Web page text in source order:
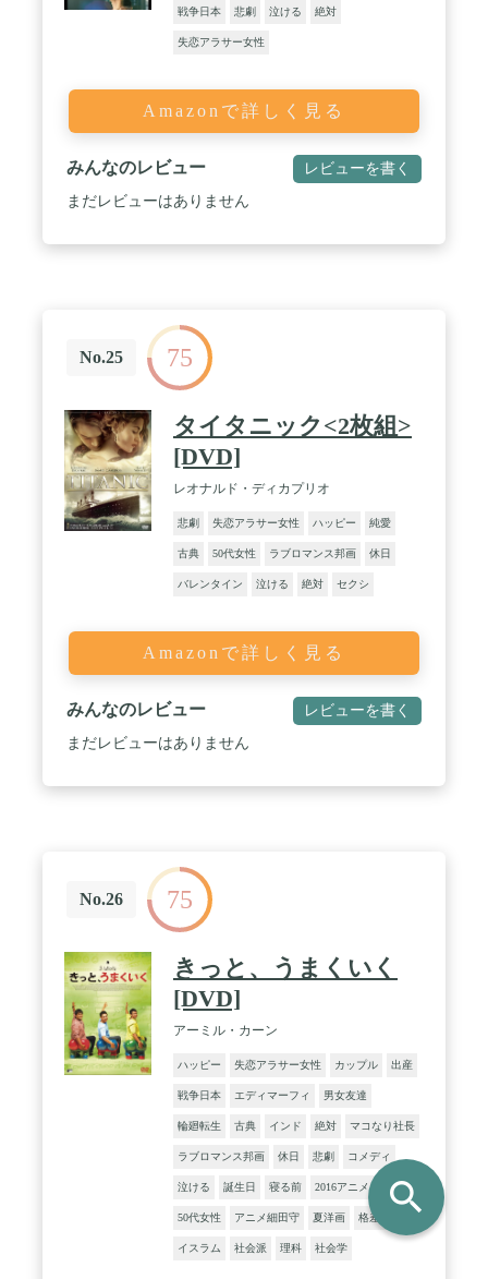
戦争日本 悲劇 泣ける 絶対
失恋アラサー女性
Amazonで詳しく見る
みんなのレビュー レビューを書く
まだレビューはありません
No.25 75
タイタニック<2枚組>
[DVD]
レオナルド・ディカプリオ
悲劇 失恋アラサー女性 ハッピー 純愛
古典 50代女性 ラブロマンス邦画 休日
バレンタイン 泣ける 絶対 セクシ
Amazonで詳しく見る
みんなのレビュー レビューを書く
まだレビューはありません
No.26 75
きっと、うまくいく
[DVD]
アーミル・カーン
ハッピー 失恋アラサー女性 カップル 出産
戦争日本 エディマーフィ 男女友達
輪廻転生 古典 インド 絶対 マコなり社長
ラブロマンス邦画 休日 悲劇 コメディ
泣ける 誕生日 寝る前 2016アニメ
50代女性 アニメ細田守 夏洋画 格差社会
イスラム 社会派 理科 社会学
search